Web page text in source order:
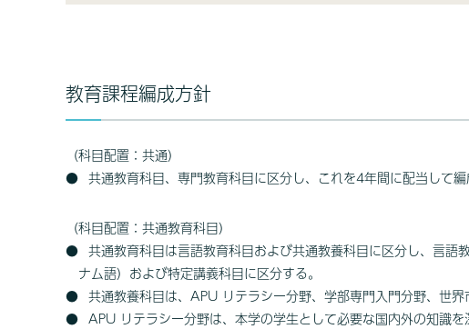
教育課程編成方針
（科目配置：共通）
共通教育科目、専門教育科目に区分し、これを4年間に配当して編
（科目配置：共通教育科目）
共通教育科目は言語教育科目および共通教養科目に区分し、言
ナム語）および特定講義科目に区分する。
共通教養科目は、APU リテラシー分野、学部専門入門分野、世界
APU リテラシー分野は、本学の学生として必要な国内外の知識